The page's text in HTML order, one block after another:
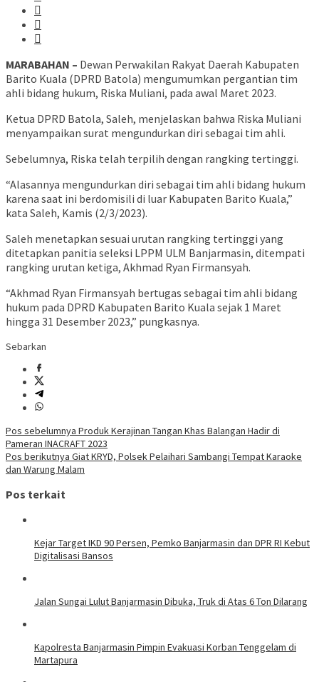
MARABAHAN – Dewan Perwakilan Rakyat Daerah Kabupaten
Barito Kuala (DPRD Batola) mengumumkan pergantian tim
ahli bidang hukum, Riska Muliani, pada awal Maret 2023.
Ketua DPRD Batola, Saleh, menjelaskan bahwa Riska Muliani
menyampaikan surat mengundurkan diri sebagai tim ahli.
Sebelumnya, Riska telah terpilih dengan rangking tertinggi.
“Alasannya mengundurkan diri sebagai tim ahli bidang hukum
karena saat ini berdomisili di luar Kabupaten Barito Kuala,”
kata Saleh, Kamis (2/3/2023).
Saleh menetapkan sesuai urutan rangking tertinggi yang
ditetapkan panitia seleksi LPPM ULM Banjarmasin, ditempati
rangking urutan ketiga, Akhmad Ryan Firmansyah.
“Akhmad Ryan Firmansyah bertugas sebagai tim ahli bidang
hukum pada DPRD Kabupaten Barito Kuala sejak 1 Maret
hingga 31 Desember 2023,” pungkasnya.
Sebarkan
Navigasi
pos
Pos sebelumnya Produk Kerajinan Tangan Khas Balangan Hadir di
Pameran INACRAFT 2023
Pos berikutnya Giat KRYD, Polsek Pelaihari Sambangi Tempat Karaoke
dan Warung Malam
Pos terkait
Kejar Target IKD 90 Persen, Pemko Banjarmasin dan DPR RI Kebut
Digitalisasi Bansos
Jalan Sungai Lulut Banjarmasin Dibuka, Truk di Atas 6 Ton Dilarang
Kapolresta Banjarmasin Pimpin Evakuasi Korban Tenggelam di
Martapura